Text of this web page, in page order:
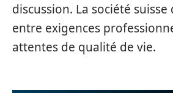
discussion. La société
entre exigences
attentes de qualité de vie.